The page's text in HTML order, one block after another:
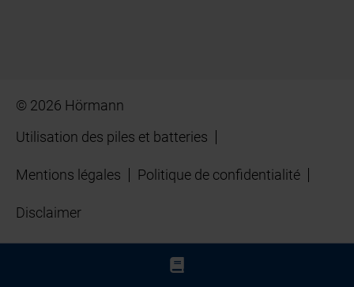
© 2026 Hörmann
Utilisation des piles et batteries
Mentions légales Politique de confidentialité
Disclaimer